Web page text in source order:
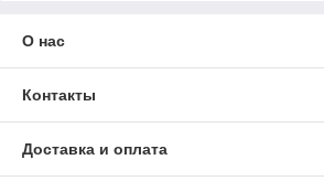
О нас
Контакты
Доставка и оплата